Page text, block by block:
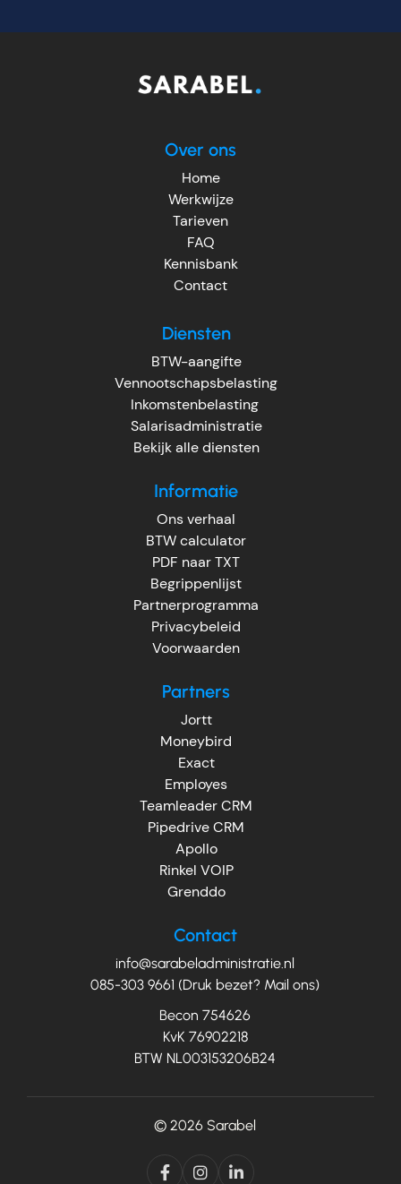
Over ons
Home
Werkwijze
Tarieven
FAQ
Kennisbank
Contact
Diensten
BTW-aangifte
Vennootschapsbelasting
Inkomstenbelasting
Salarisadministratie
Bekijk alle diensten
Informatie
Ons verhaal
BTW calculator
PDF naar TXT
Begrippenlijst
Partnerprogramma
Privacybeleid
Voorwaarden
Partners
Jortt
Moneybird
Exact
Employes
Teamleader CRM
Pipedrive CRM
Apollo
Rinkel VOIP
Grenddo
Contact
info@sarabeladministratie.nl
085-303 9661 (Druk bezet? Mail ons)
Becon 754626
KvK 76902218
BTW NL003153206B24
© 2026 Sarabel
  